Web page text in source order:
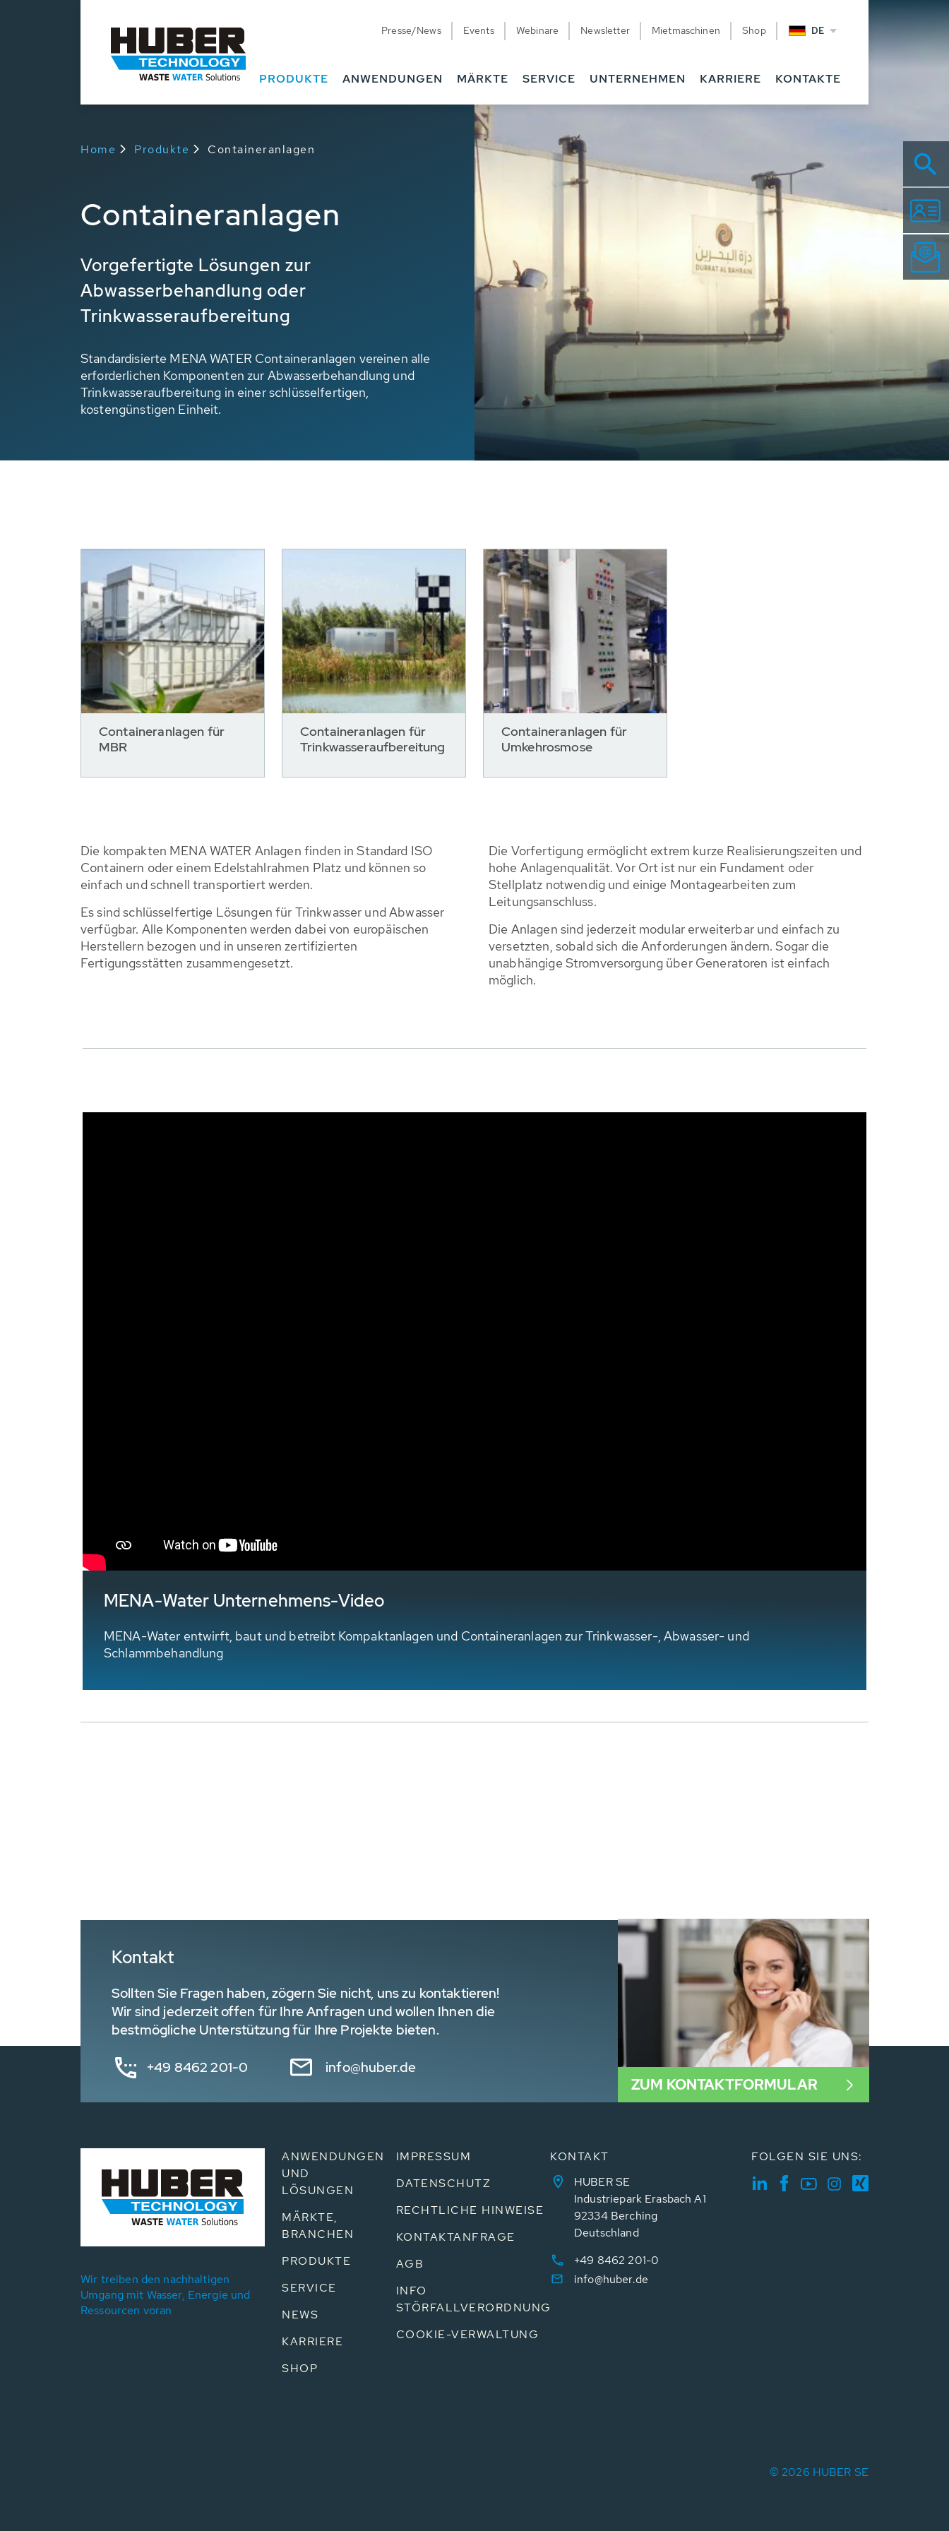
Presse/News Events Webinare Newsletter Mietmaschinen Shop DE
PRODUKTE ANWENDUNGEN MÄRKTE SERVICE UNTERNEHMEN KARRIERE KONTAKTE
Home Produkte Containeranlagen
Containeranlagen
Vorgefertigte Lösungen zur
Abwasserbehandlung oder
Trinkwasseraufbereitung
Standardisierte MENA WATER Containeranlagen vereinen alle
erforderlichen Komponenten zur Abwasserbehandlung und
Trinkwasseraufbereitung in einer schlüsselfertigen,
kostengünstigen Einheit.
Containeranlagen für
MBR
Containeranlagen für
Trinkwasseraufbereitung
Containeranlagen für
Umkehrosmose
Die kompakten MENA WATER Anlagen finden in Standard ISO
Containern oder einem Edelstahlrahmen Platz und können so
einfach und schnell transportiert werden.
Es sind schlüsselfertige Lösungen für Trinkwasser und Abwasser
verfügbar. Alle Komponenten werden dabei von europäischen
Herstellern bezogen und in unseren zertifizierten
Fertigungsstätten zusammen­gesetzt.
Die Vorfertigung ermöglicht extrem kurze Reali­sierungs­zeiten und
hohe Anlagenqualität. Vor Ort ist nur ein Fundament oder
Stellplatz notwendig und einige Montage­arbeiten zum
Leitungsanschluss.
Die Anlagen sind jederzeit modular erweiterbar und einfach zu
versetzten, sobald sich die Anforderungen ändern. Sogar die
unabhängige Stromversorgung über Generatoren ist einfach
möglich.
MENA-Water Unternehmens-Video
MENA-Water entwirft, baut und betreibt Kompaktanlagen und Containeranlagen zur Trinkwasser-, Abwasser- und
Schlammbehandlung
Kontakt
Sollten Sie Fragen haben, zögern Sie nicht, uns zu kontaktieren!
Wir sind jederzeit offen für Ihre Anfragen und wollen Ihnen die
bestmögliche Unterstützung für Ihre Projekte bieten.
+49 8462 201-0 info@huber.de
ZUM KONTAKTFORMULAR
Wir treiben den nachhaltigen
Umgang mit Wasser, Energie und
Ressourcen voran
ANWENDUNGEN
UND
LÖSUNGEN
MÄRKTE,
BRANCHEN
PRODUKTE
SERVICE
NEWS
KARRIERE
SHOP
IMPRESSUM
DATENSCHUTZ
RECHTLICHE HINWEISE
KONTAKTANFRAGE
AGB
INFO
STÖRFALLVERORDNUNG
COOKIE-VERWALTUNG
KONTAKT
HUBER SE
Industriepark Erasbach A1
92334 Berching
Deutschland
+49 8462 201-0
info@huber.de
FOLGEN SIE UNS:
© 2026 HUBER SE